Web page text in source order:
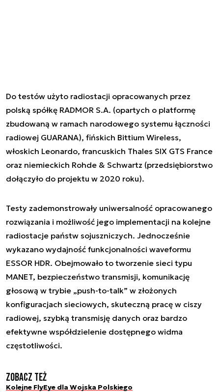
Do testów użyto radiostacji opracowanych przez
polską spółkę RADMOR S.A. (opartych o platformę
zbudowaną w ramach narodowego systemu łączności
radiowej GUARANA), fińskich Bittium Wireless,
włoskich Leonardo, francuskich Thales SIX GTS France
oraz niemieckich Rohde & Schwartz (przedsiębiorstwo
dołączyło do projektu w 2020 roku).
Testy zademonstrowały uniwersalność opracowanego
rozwiązania i możliwość jego implementacji na kolejne
radiostacje państw sojuszniczych. Jednocześnie
wykazano wydajność funkcjonalności waveformu
ESSOR HDR. Obejmowało to tworzenie sieci typu
MANET, bezpieczeństwo transmisji, komunikację
głosową w trybie „push-to-talk” w złożonych
konfiguracjach sieciowych, skuteczną pracę w ciszy
radiowej, szybką transmisję danych oraz bardzo
efektywne współdzielenie dostępnego widma
częstotliwości.
Zobacz też
Kolejne FlyEye dla Wojska Polskiego